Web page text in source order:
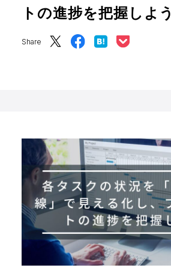
トの進捗を把握しよう
Share